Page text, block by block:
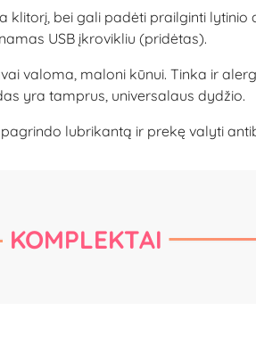
bei gali padėti prailginti lytinio
USB įkrovikliu (pridėtas).
valoma, maloni kūnui. Tinka ir
yra tamprus, universalaus dydžio.
lubrikantą ir prekę valyti
KOMPLEKTAI